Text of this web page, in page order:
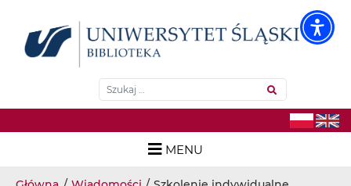
Biblioteka Neofilologiczna
Wyszukiwarka Szukaj
Menu główne
MENU